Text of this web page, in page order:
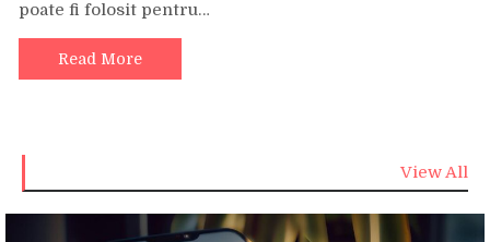
poate fi folosit pentru…
Read More
View All